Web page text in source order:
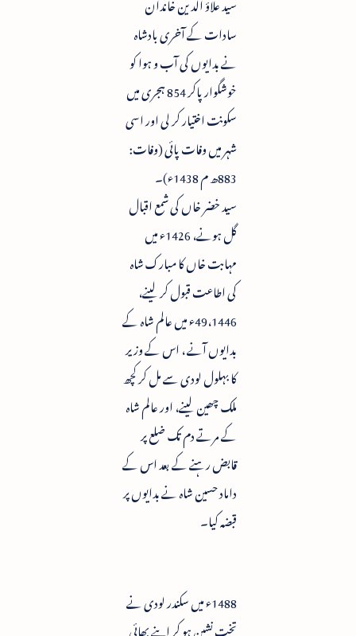
سادات کے آخری بادشاہ
نے بدایوں کی آب و ہوا کو
خوشگوار پاکر 854 ہجری میں
سکونت اختیار کر لی اور اسی
شہر میں وفات پائی (وفات:
883ھ م 1438ء)۔
سید خضر خاں کی شمع اقبال
گل ہونے، 1426ء میں
مہابت خاں کا مبارک شاہ
کی اطاعت قبول کر لینے،
49،1446ء میں عالم شاہ کے
بدایوں آنے ، اس کے وزیر
کا بہلول لودی سے مل کر کچھ
ملک چھین لینے، اور عالم شاہ
کے مرتے دم تک ضلع پر
قابض رہنے کے بعد اس کے
داماد حسین شاہ نے بدایوں پر
قبضہ کیا۔
1488ء میں سکندر لودی نے
تخت نشین ہو کر اپنے بھائی